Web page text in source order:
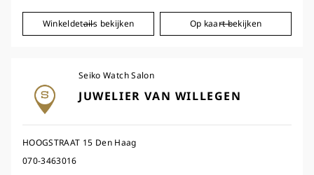
Winkeldetails bekijken Op kaart bekijken
Seiko Watch Salon
JUWELIER VAN WILLEGEN
HOOGSTRAAT 15 Den Haag
070-3463016